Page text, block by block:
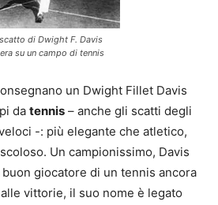
di Dwight F. Davis
su un campo di tennis
un Dwight Fillet Davis
da tennis – anche gli scatti degli
-: più elegante che atletico,
Un campionissimo, Davis
giocatore di un tennis ancora
vittorie, il suo nome è legato